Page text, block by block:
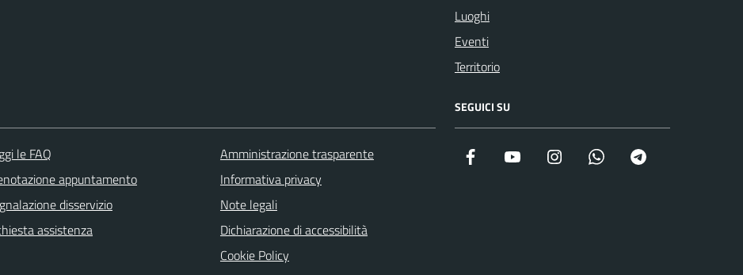
Luoghi
Eventi
Territorio
le FAQ
appuntamento
disservizio
assistenza
Amministrazione trasparente
Informativa privacy
Note legali
Dichiarazione di accessibilità
Cookie Policy
SEGUICI SU
Facebook YouTube Instagram WhatsApp